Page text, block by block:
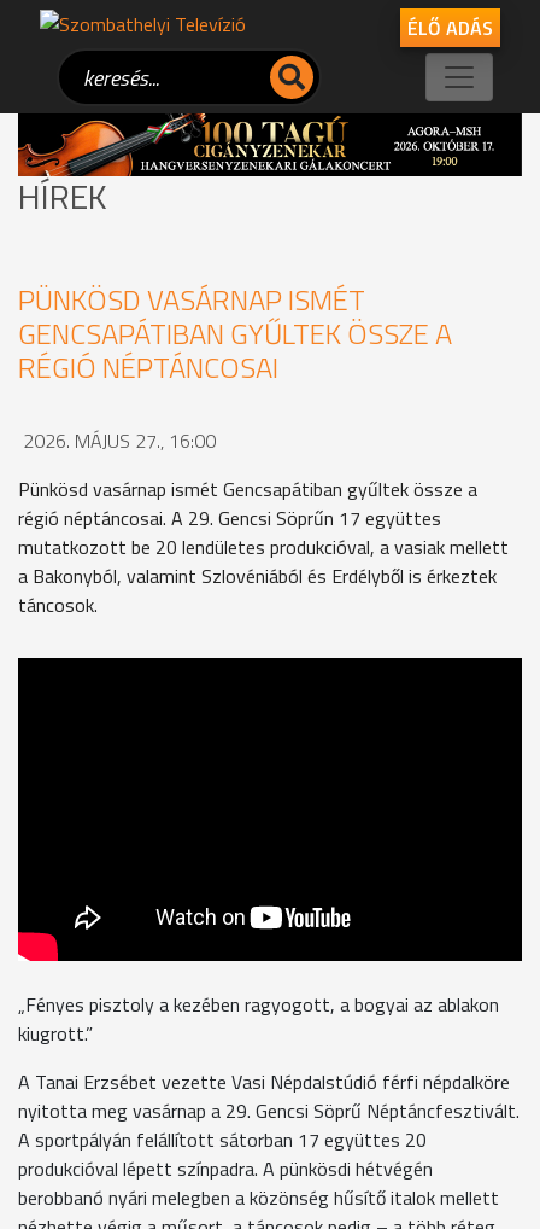
ÉLŐ ADÁS
HÍREK
PÜNKÖSD VASÁRNAP ISMÉT
GENCSAPÁTIBAN GYŰLTEK ÖSSZE A
RÉGIÓ NÉPTÁNCOSAI
2026. MÁJUS 27., 16:00
Pünkösd vasárnap ismét Gencsapátiban gyűltek össze a
régió néptáncosai. A 29. Gencsi Söprűn 17 együttes
mutatkozott be 20 lendületes produkcióval, a vasiak mellett
a Bakonyból, valamint Szlovéniából és Erdélyből is érkeztek
táncosok.
„Fényes pisztoly a kezében ragyogott, a bogyai az ablakon
kiugrott.”
A Tanai Erzsébet vezette Vasi Népdalstúdió férfi népdalköre
nyitotta meg vasárnap a 29. Gencsi Söprű Néptáncfesztivált.
A sportpályán felállított sátorban 17 együttes 20
produkcióval lépett színpadra. A pünkösdi hétvégén
berobbanó nyári melegben a közönség hűsítő italok mellett